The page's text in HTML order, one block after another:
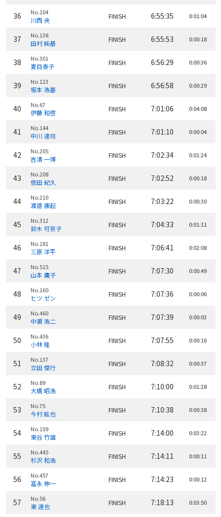
36 No.104
川西 央 FINISH 6:55:35 0:01:04
37 No.138
田村 純基 FINISH 6:55:53 0:00:18
38 No.301
夏目泰子 FINISH 6:56:29 0:00:36
39 No.123
坂本 浩基 FINISH 6:56:58 0:00:29
40 No.67
伊藤 和啓 FINISH 7:01:06 0:04:08
41 No.144
中川 達司 FINISH 7:01:10 0:00:04
42 No.205
吉清 一博 FINISH 7:02:34 0:01:24
43 No.208
依田 紀久 FINISH 7:02:52 0:00:18
44 No.210
渡邉 康起 FINISH 7:03:22 0:00:30
45 No.312
鈴木 可奈子 FINISH 7:04:33 0:01:11
46 No.181
三原 洋平 FINISH 7:06:41 0:02:08
47 No.515
山本 庸子 FINISH 7:07:30 0:00:49
48 No.160
ヒツ ゼン FINISH 7:07:36 0:00:06
49 No.460
中瀬 浩二 FINISH 7:07:39 0:00:03
50 No.436
小林 隆 FINISH 7:07:55 0:00:16
51 No.137
立田 俊行 FINISH 7:08:32 0:00:37
52 No.89
大橋 昭浩 FINISH 7:10:00 0:01:28
53 No.75
今村 紘也 FINISH 7:10:38 0:00:38
54 No.159
東谷 竹雄 FINISH 7:14:00 0:03:22
55 No.445
杉沢 和浩 FINISH 7:14:11 0:00:11
56 No.457
冨永 伸一 FINISH 7:14:23 0:00:12
57 No.56
東 達也 FINISH 7:18:13 0:03:50